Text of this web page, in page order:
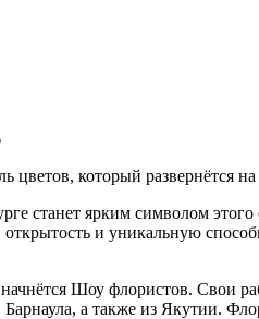
который развернётся на
станет ярким символом
и уникальную
Шоу флористов. Свои
а также из Якутии.